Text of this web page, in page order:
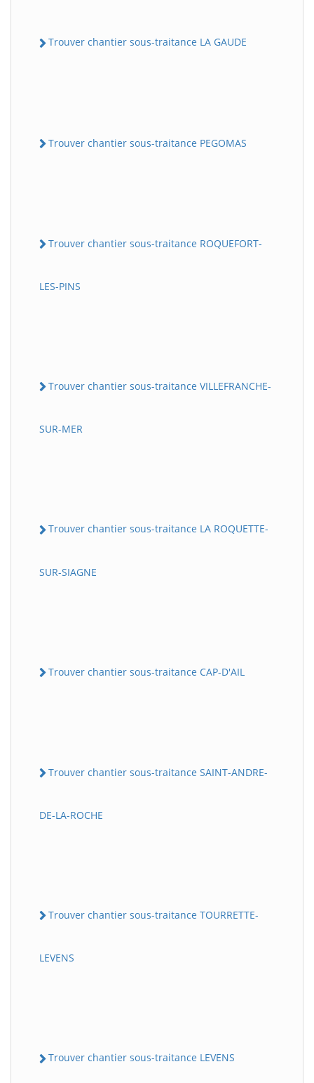
Trouver chantier sous-traitance LA GAUDE
Trouver chantier sous-traitance PEGOMAS
Trouver chantier sous-traitance ROQUEFORT-
LES-PINS
Trouver chantier sous-traitance VILLEFRANCHE-
SUR-MER
Trouver chantier sous-traitance LA ROQUETTE-
SUR-SIAGNE
Trouver chantier sous-traitance CAP-D'AIL
Trouver chantier sous-traitance SAINT-ANDRE-
DE-LA-ROCHE
Trouver chantier sous-traitance TOURRETTE-
LEVENS
Trouver chantier sous-traitance LEVENS